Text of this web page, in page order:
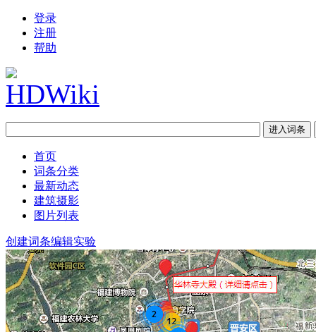
登录
注册
帮助
首页
词条分类
最新动态
建筑摄影
图片列表
创建词条编辑实验